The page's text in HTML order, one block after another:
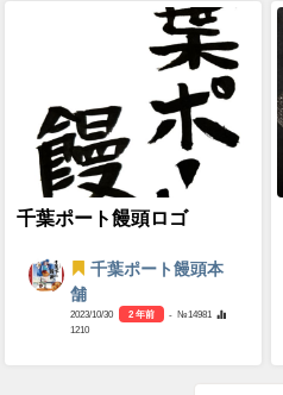
千葉ポート饅頭ロゴ
千葉ポート饅頭本
舗
2023/10/30 2 年前
- №14981
1210